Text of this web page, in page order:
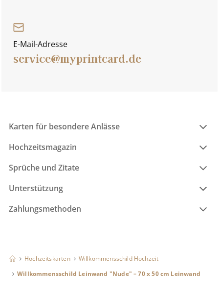
E-Mail-Adresse
service@myprintcard.de
Karten für besondere Anlässe
Hochzeitsmagazin
Sprüche und Zitate
Unterstützung
Zahlungsmethoden
Hochzeitskarten
Willkommensschild Hochzeit
Willkommensschild Leinwand "Nude" – 70 x 50 cm Leinwand